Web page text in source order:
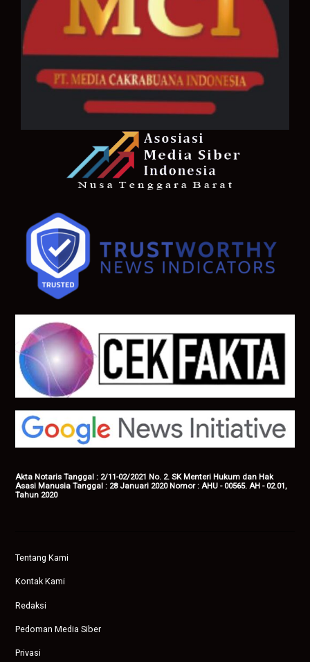
Akta Notaris Tanggal : 2/11-02/2021 No. 2. SK Menteri Hukum dan Hak
Asasi Manusia Tanggal : 28 Januari 2020 Nomor : AHU - 00565. AH - 02.01,
Tahun 2020
Tentang Kami
Kontak Kami
Redaksi
Pedoman Media Siber
Privasi